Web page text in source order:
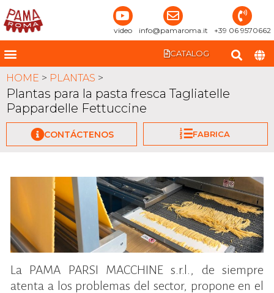
video info@pamaroma.it +39 06 9570662
CATALOG
HOME > PLANTAS >
Plantas para la pasta fresca Tagliatelle
Pappardelle Fettuccine
CONTÁCTENOS FABRICA
La PAMA PARSI MACCHINE s.r.l., de siempre
atenta a los problemas del sector, propone en el